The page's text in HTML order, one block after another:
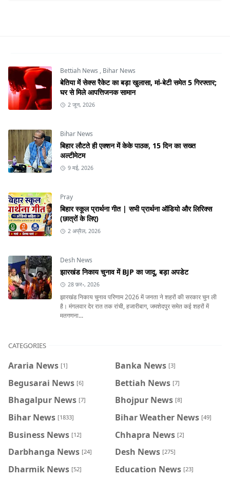
Bettiah News , Bihar News
बेतिया में सेक्स रैकेट का बड़ा खुलासा, मां-बेटी समेत 5 गिरफ्तार;
घर से मिले आपत्तिजनक सामान
2 जून, 2026
Bihar News
बिहार लौटते ही एक्शन में केके पाठक, 15 दिन का सख्त
अल्टीमेटम
9 मई, 2026
Pray
बिहार स्कूल प्रार्थना गीत | सभी प्रार्थना ऑडियो और लिरिक्स
(छात्रों के लिए)
2 अप्रैल, 2026
Desh News
झारखंड निकाय चुनाव में BJP का जादू, बड़ा अपडेट
28 फ़र॰, 2026
झारखंड निकाय चुनाव परिणाम 2026 में जनता ने शहरों की सरकार चुन ली
है। मंगलवार देर रात तक रांची, हजारीबाग, जमशेदपुर समेत कई शहरों में
मतगणना...
CATEGORIES
Araria News [1] Banka News [3]
Begusarai News [6] Bettiah News [7]
Bhagalpur News [7] Bhojpur News [8]
Bihar News [1833] Bihar Weather News [49]
Business News [12] Chhapra News [2]
Darbhanga News [24] Desh News [275]
Dharmik News [52] Education News [23]